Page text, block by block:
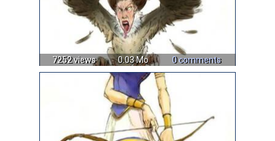
7252 views 0.03 Mo 0 comments